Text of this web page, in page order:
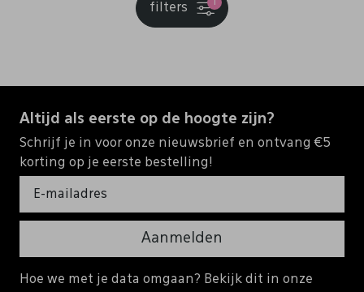
filters
Altijd als eerste op de hoogte zijn?
Schrijf je in voor onze nieuwsbrief en ontvang €5
korting op je eerste bestelling!
Aanmelden
Hoe we met je data omgaan? Bekijk dit in onze